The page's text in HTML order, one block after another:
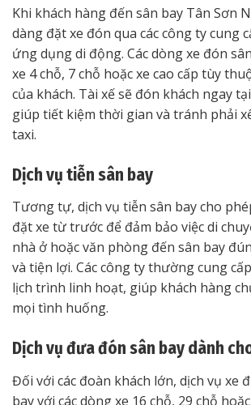
Khi khách hàng đến sân bay Tân Sơn
dàng đặt xe đón qua các công ty cung
ứng dụng di động. Các dòng xe đón
xe 4 chỗ, 7 chỗ hoặc xe cao cấp tùy
của khách. Tài xế sẽ đón khách ngay
giúp tiết kiệm thời gian và tránh phải
taxi.
Dịch vụ tiễn sân bay
Tương tự, dịch vụ tiễn sân bay cho
đặt xe từ trước để đảm bảo việc di
nhà ở hoặc văn phòng đến sân bay
và tiện lợi. Các công ty thường cung
lịch trình linh hoạt, giúp khách hàng
mọi tình huống.
Dịch vụ đưa đón sân bay dành
Đối với các đoàn khách lớn, dịch vụ xe
bay với các dòng xe 16 chỗ, 29 chỗ